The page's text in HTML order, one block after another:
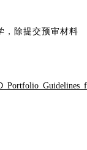
，除提交预审材料